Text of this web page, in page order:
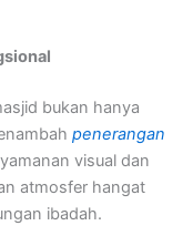
bukan hanya
penerangan
visual dan
atmosfer hangat
ibadah.